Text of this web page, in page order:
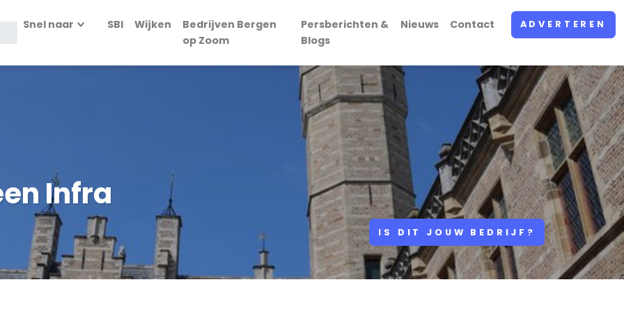
Snel naar SBI Wijken
Bedrijven Bergen
op Zoom
Persberichten &
Blogs
Nieuws Contact ADVERTEREN
Infra
IS DIT JOUW BEDRIJF?